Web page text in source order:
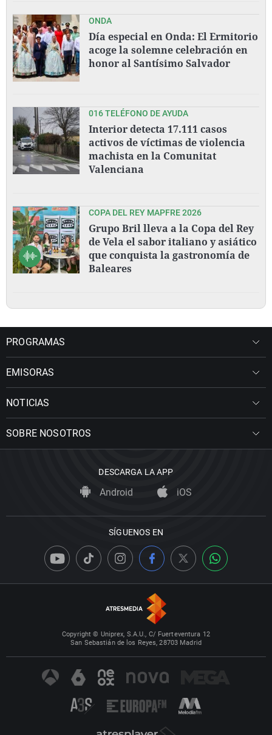
ONDA
Día especial en Onda: El Ermitorio
acoge la solemne celebración en
honor al Santísimo Salvador
016 TELÉFONO DE AYUDA
Interior detecta 17.111 casos
activos de víctimas de violencia
machista en la Comunitat
Valenciana
COPA DEL REY MAPFRE 2026
Grupo Bril lleva a la Copa del Rey
de Vela el sabor italiano y asiático
que conquista la gastronomía de
Baleares
PROGRAMAS
EMISORAS
NOTICIAS
SOBRE NOSOTROS
DESCARGA LA APP
Android iOS
SÍGUENOS EN
Copyright © Uniprex, S.A.U., C/ Fuerteventura 12
San Sebastián de los Reyes, 28703 Madrid